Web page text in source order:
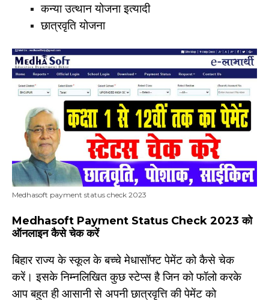
कन्या उत्थान योजना इत्यादी
छात्रवृति योजना
Medhasoft payment status check 2023
Medhasoft Payment Status Check 2023 को
ऑनलाइन कैसे चेक करें
बिहार राज्य के स्कूल के बच्चे मेधासॉफ्ट पेमेंट को कैसे चेक
करें। इसके निम्नलिखित कुछ स्टेप्स है जिन को फॉलो करके
आप बहुत ही आसानी से अपनी छात्रवृत्ति की पेमेंट को